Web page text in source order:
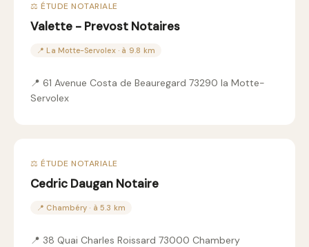
⚖️ ÉTUDE NOTARIALE
Valette - Prevost Notaires
📍 La Motte-Servolex · à 9.8 km
📍 61 Avenue Costa de Beauregard 73290 la Motte-
Servolex
⚖️ ÉTUDE NOTARIALE
Cedric Daugan Notaire
📍 Chambéry · à 5.3 km
📍 38 Quai Charles Roissard 73000 Chambery